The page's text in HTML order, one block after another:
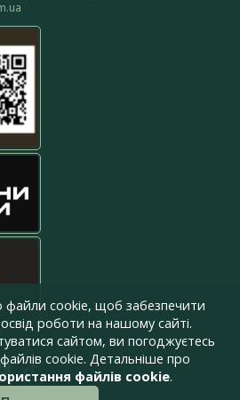
файли cookie, щоб забезпечити
роботи на нашому сайті.
сайтом, ви погоджуєтесь
cookie. Детальніше про
файлів cookie.